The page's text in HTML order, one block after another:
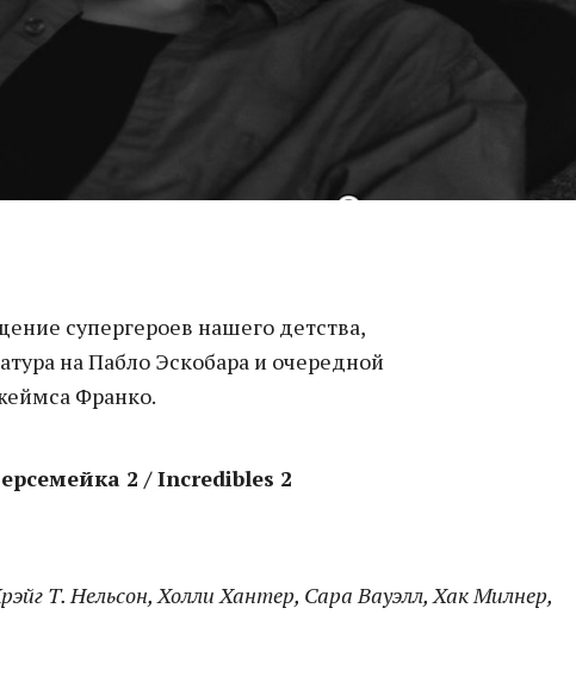
супергероев нашего детства,
на Пабло Эскобара и очередной
Франко.
2 / Incredibles 2
Т. Нельсон, Холли Хантер, Сара Вауэлл, Хак Милнер,